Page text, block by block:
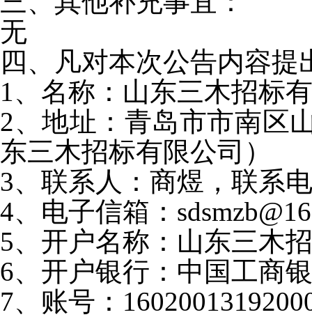
无
四、凡对本次公告内容
1、名称：山东三木招标
2、地址：青岛市市南区
东三木招标有限公司）
3、联系人：商煜，联系
4、电子信箱：
5、开户名称：山东三木
6、开户银行：中国工商
7、账号：